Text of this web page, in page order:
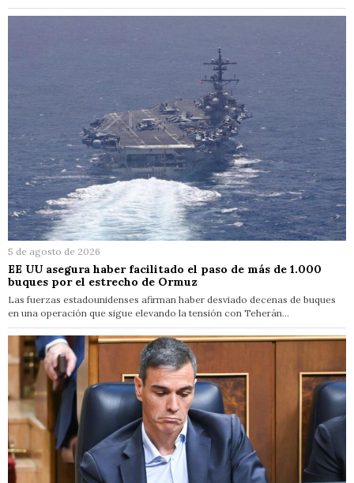
5 de agosto de 2026
EE UU asegura haber facilitado el paso de más de 1.000
buques por el estrecho de Ormuz
Las fuerzas estadounidenses afirman haber desviado decenas de buques
en una operación que sigue elevando la tensión con Teherán…